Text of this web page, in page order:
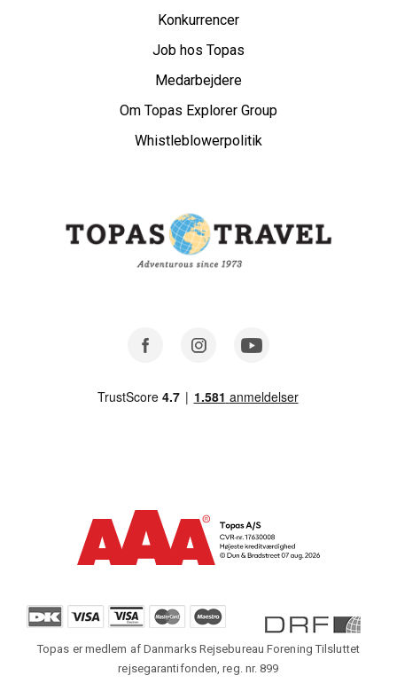
Konkurrencer
Job hos Topas
Medarbejdere
Om Topas Explorer Group
Whistleblowerpolitik
Facebook Instagram
Topas er medlem af Danmarks Rejsebureau Forening Tilsluttet
rejsegarantifonden, reg. nr. 899